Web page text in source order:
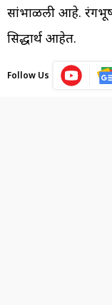
सांभाळली आहे.
सिद्धार्थ आहेत.
Follow Us